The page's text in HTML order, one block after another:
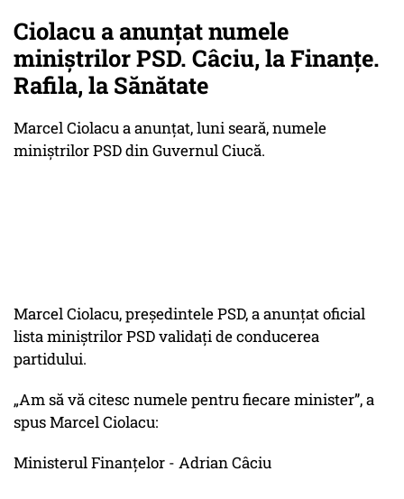
Ciolacu a anunțat numele
miniștrilor PSD. Câciu, la Finanțe.
Rafila, la Sănătate
Marcel Ciolacu a anunțat, luni seară, numele
miniștrilor PSD din Guvernul Ciucă.
Marcel Ciolacu, președintele PSD, a anunțat oficial
lista miniștrilor PSD validați de conducerea
partidului.
„Am să vă citesc numele pentru fiecare minister”, a
spus Marcel Ciolacu:
Ministerul Finanțelor - Adrian Câciu